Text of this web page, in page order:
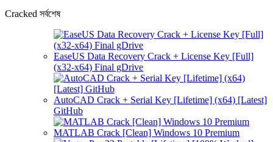
Cracked সর্বশেষ
EaseUS Data Recovery Crack + License Key [Full]
(x32-x64) Final gDrive
AutoCAD Crack + Serial Key [Lifetime] (x64) [Latest]
GitHub
MATLAB Crack [Clean] Windows 10 Premium